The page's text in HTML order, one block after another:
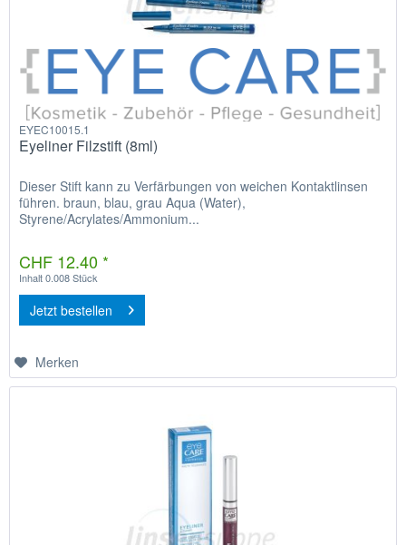
EYEC10015.1
Eyeliner Filzstift (8ml)
Dieser Stift kann zu Verfärbungen von weichen Kontaktlinsen
führen. braun, blau, grau Aqua (Water),
Styrene/Acrylates/Ammonium...
CHF 12.40 *
Inhalt0.008 Stück
Jetzt bestellen
Merken